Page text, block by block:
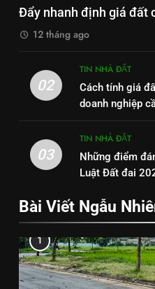
Đẩy nhanh định giá đất
12 tháng ago
02
TIN NHÀ ĐẤT
Cách tính giá
doanh nghiệp
03
TIN NHÀ ĐẤT
Những điểm
Luật Đất đai
Bài Viết Ngẫu
1